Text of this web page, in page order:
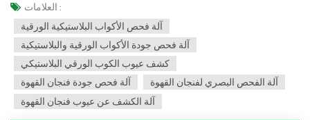
العلامات :
آلة فحص الأكواب البلاستيكية الورقية
آلة فحص جودة الأكواب الورقية والبلاستيكية
كشف عيوب الكوب الورقي البلاستيكي
آلة فحص جودة فنجان القهوة
آلة الفحص البصري لفنجان القهوة
آلة الكشف عن عيوب فنجان القهوة